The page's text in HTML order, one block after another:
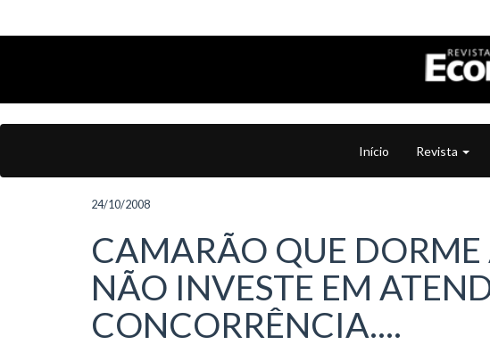
Início Revista
24/10/2008
CAMARÃO QUE
NÃO INVESTE EM
CONCORRÊNCIA....